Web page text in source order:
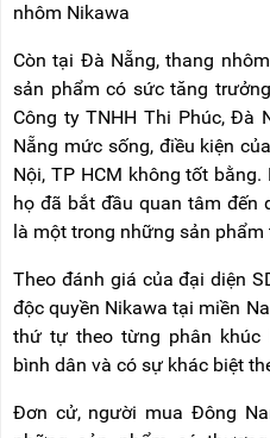
nhôm Nikawa
Còn tại Đà Nẵng, thang
sản phẩm có sức tăng
Công ty TNHH Thi Phúc, Đà
Nẵng mức sống, điều kiện
Nội, TP HCM không tốt
họ đã bắt đầu quan tâm đến
là một trong những sản phẩm
Theo đánh giá của đại diện
độc quyền Nikawa tại miền
thứ tự theo từng phân khúc
bình dân và có sự khác biệt
Đơn cử, người mua Đông